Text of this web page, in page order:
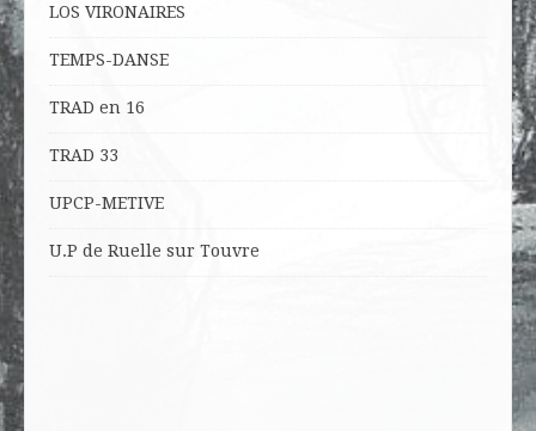
LOS VIRONAIRES
TEMPS-DANSE
TRAD en 16
TRAD 33
UPCP-METIVE
U.P de Ruelle sur Touvre